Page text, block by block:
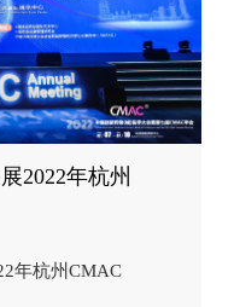
2022年杭州
年杭州CMAC